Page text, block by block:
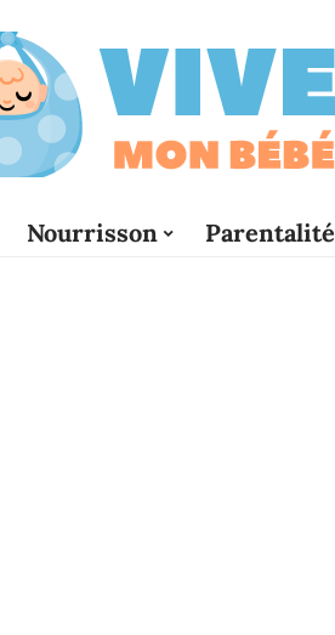
Nourrisson Parentalité